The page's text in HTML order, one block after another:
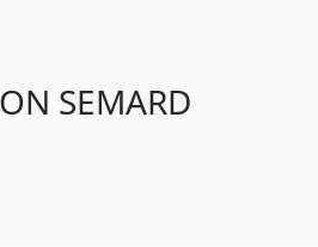
SEMARD